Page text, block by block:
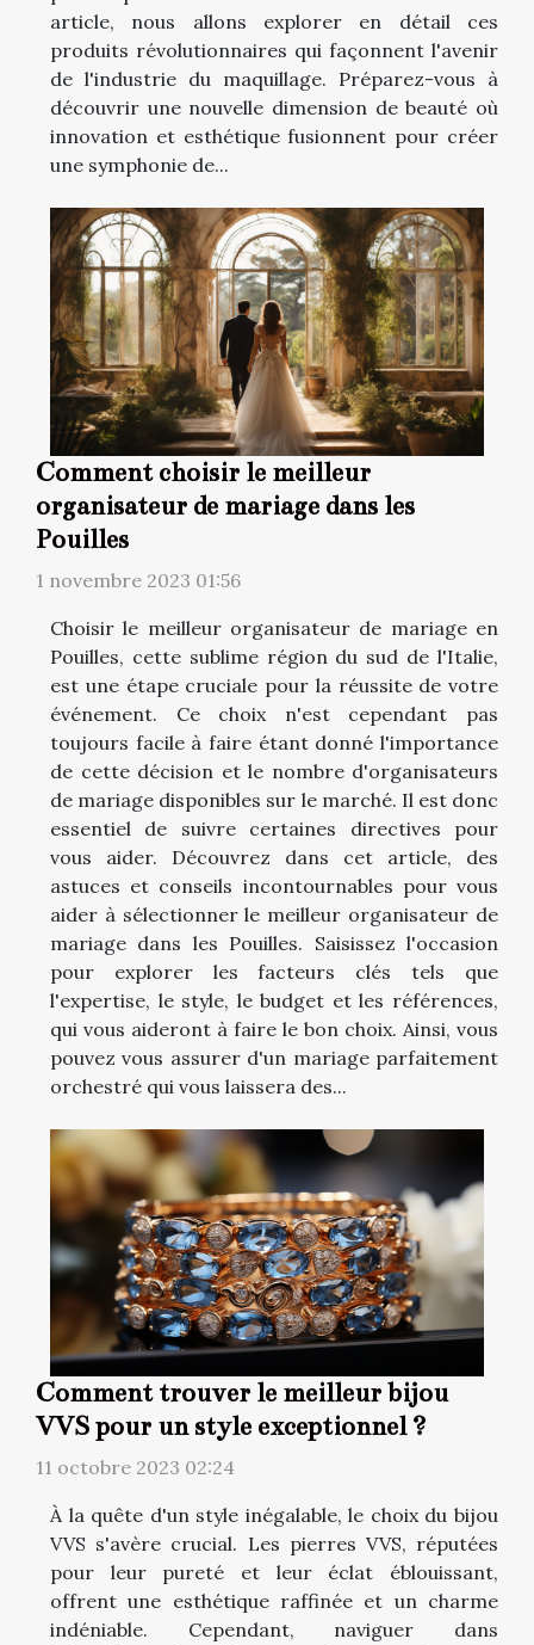
article, nous allons explorer en détail ces
produits révolutionnaires qui façonnent l'avenir
de l'industrie du maquillage. Préparez-vous à
découvrir une nouvelle dimension de beauté où
innovation et esthétique fusionnent pour créer
une symphonie de...
Comment choisir le meilleur
organisateur de mariage dans les
Pouilles
1 novembre 2023 01:56
Choisir le meilleur organisateur de mariage en
Pouilles, cette sublime région du sud de l'Italie,
est une étape cruciale pour la réussite de votre
événement. Ce choix n'est cependant pas
toujours facile à faire étant donné l'importance
de cette décision et le nombre d'organisateurs
de mariage disponibles sur le marché. Il est donc
essentiel de suivre certaines directives pour
vous aider. Découvrez dans cet article, des
astuces et conseils incontournables pour vous
aider à sélectionner le meilleur organisateur de
mariage dans les Pouilles. Saisissez l'occasion
pour explorer les facteurs clés tels que
l'expertise, le style, le budget et les références,
qui vous aideront à faire le bon choix. Ainsi, vous
pouvez vous assurer d'un mariage parfaitement
orchestré qui vous laissera des...
Comment trouver le meilleur bijou
VVS pour un style exceptionnel ?
11 octobre 2023 02:24
À la quête d'un style inégalable, le choix du bijou
VVS s'avère crucial. Les pierres VVS, réputées
pour leur pureté et leur éclat éblouissant,
offrent une esthétique raffinée et un charme
indéniable. Cependant, naviguer dans